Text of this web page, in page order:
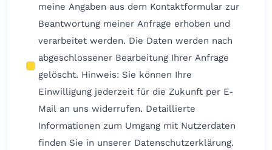
meine Angaben aus dem Kontaktformular zur
Beantwortung meiner Anfrage erhoben und
verarbeitet werden. Die Daten werden nach
abgeschlossener Bearbeitung Ihrer Anfrage
gelöscht. Hinweis: Sie können Ihre
Einwilligung jederzeit für die Zukunft per E-
Mail an uns widerrufen. Detaillierte
Informationen zum Umgang mit Nutzerdaten
finden Sie in unserer Datenschutzerklärung.